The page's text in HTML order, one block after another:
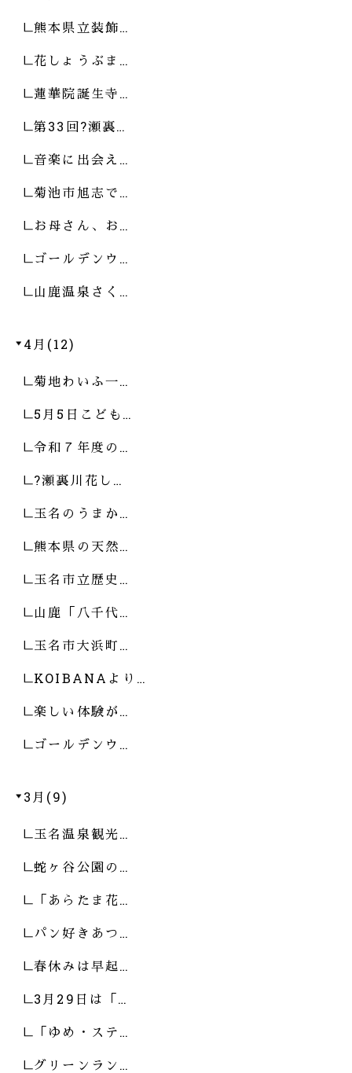
熊本県立装飾…
花しょうぶま…
蓮華院誕生寺…
第33回?瀬裏…
音楽に出会え…
菊池市旭志で…
お母さん、お…
ゴールデンウ…
山鹿温泉さく…
4月(12)
菊地わいふ一…
5月5日こども…
令和７年度の…
?瀬裏川花し…
玉名のうまか…
熊本県の天然…
玉名市立歴史…
山鹿「八千代…
玉名市大浜町…
KOIBANAより…
楽しい体験が…
ゴールデンウ…
3月(9)
玉名温泉観光…
蛇ヶ谷公園の…
「あらたま花…
パン好きあつ…
春休みは早起…
3月29日は「…
「ゆめ・ステ…
グリーンラン…